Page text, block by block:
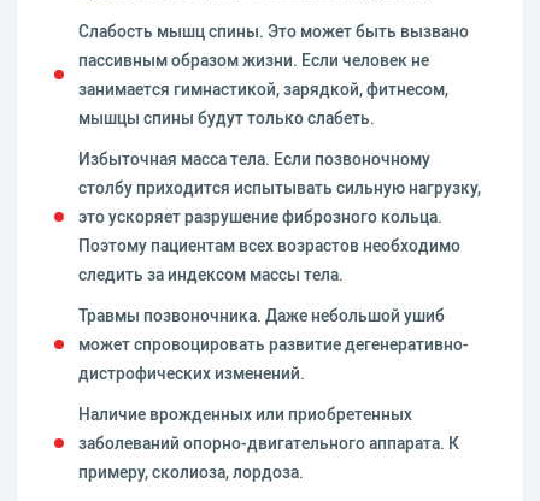
Слабость мышц спины. Это может быть вызвано
пассивным образом жизни. Если человек не
занимается гимнастикой, зарядкой, фитнесом,
мышцы спины будут только слабеть.
Избыточная масса тела. Если позвоночному
столбу приходится испытывать сильную нагрузку,
это ускоряет разрушение фиброзного кольца.
Поэтому пациентам всех возрастов необходимо
следить за индексом массы тела.
Травмы позвоночника. Даже небольшой ушиб
может спровоцировать развитие дегенеративно-
дистрофических изменений.
Наличие врожденных или приобретенных
заболеваний опорно-двигательного аппарата. К
примеру, сколиоза, лордоза.